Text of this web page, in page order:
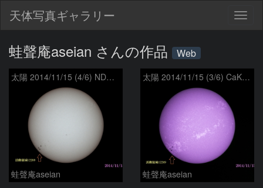
天体写真ギャラリー
蛙聲庵aseian さんの作品 Web
太陽 2014/11/15 (4/6) ND 戻ってきた活動領域
蛙聲庵aseian
太陽 2014/11/15 (3/6) CaK 戻ってきた活動領域
蛙聲庵aseian